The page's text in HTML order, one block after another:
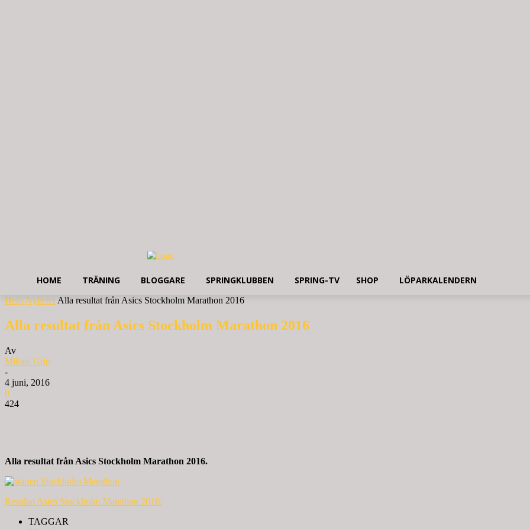
HOME TRÄNING BLOGGARE SPRINGKLUBBEN SPRING-TV SHOP LÖPARKALENDERN
Hem Nyheter Alla resultat från Asics Stockholm Marathon 2016
Alla resultat från Asics Stockholm Marathon 2016
Av
Mikael Grip
-
4 juni, 2016
0
424
Alla resultat från Asics Stockholm Marathon 2016.
Resultat Asics Stockholm Marathon 2016:
TAGGAR